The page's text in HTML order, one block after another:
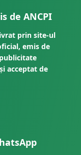
de ANCPI
prin site-ul
emis de
acceptat de